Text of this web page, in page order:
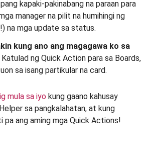
kapaki-pakinabang na paraan para
manager na pilit na humihingi ng
na mga update sa status.
kung ano ang magagawa ko sa
Katulad ng Quick Action para sa Boards,
sa isang partikular na card.
mula sa iyo kung gaano kahusay
sa pangkalahatan, at kung
pa ang aming mga Quick Actions!